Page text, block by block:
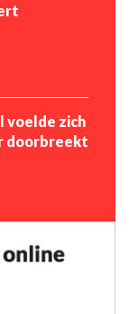
voelde zich
doorbreekt